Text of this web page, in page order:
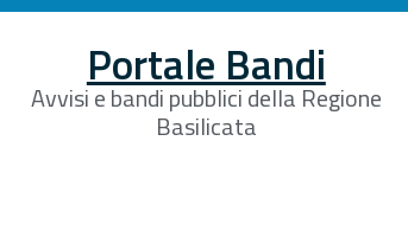
Portale Bandi
Avvisi e bandi pubblici della Regione
Basilicata